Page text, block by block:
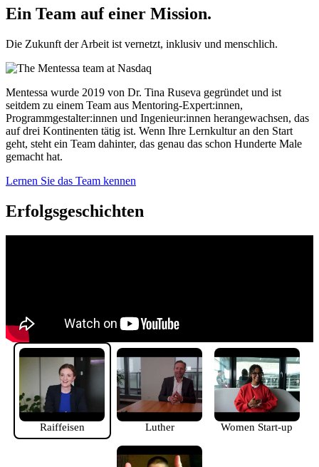
Ein Team auf einer Mission.
Die Zukunft der Arbeit ist vernetzt, inklusiv und menschlich.
Mentessa wurde 2019 von Dr. Tina Ruseva gegründet und ist
seitdem zu einem Team aus Mentoring-Expert:innen,
Programmgestalter:innen und Ingenieur:innen herangewachsen, das
auf drei Kontinenten tätig ist. Wenn Ihre Lernkultur an den Start
geht, steht ein Team dahinter, das genau das schon Hunderte Male
gemacht hat.
Lernen Sie das Team kennen
Erfolgsgeschichten
Raiffeisen Luther Women Start-up